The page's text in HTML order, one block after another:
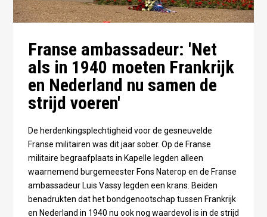
Franse ambassadeur: 'Net
als in 1940 moeten Frankrijk
en Nederland nu samen de
strijd voeren'
De herdenkingsplechtigheid voor de gesneuvelde
Franse militairen was dit jaar sober. Op de Franse
militaire begraafplaats in Kapelle legden alleen
waarnemend burgemeester Fons Naterop en de Franse
ambassadeur Luis Vassy legden een krans. Beiden
benadrukten dat het bondgenootschap tussen Frankrijk
en Nederland in 1940 nu ook nog waardevol is in de strijd